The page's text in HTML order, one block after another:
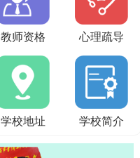
教师资格 心理疏导
学校地址 学校简介